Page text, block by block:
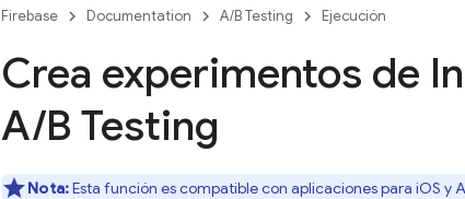
Firebase Documentation A/B Testing Ejecución
Crea experimentos de
A/B Testing
Nota:Esta función es compatible con aplicaciones para iOS y